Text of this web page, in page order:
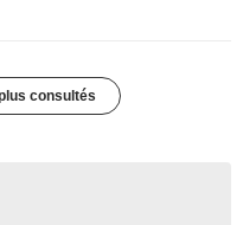
consultés